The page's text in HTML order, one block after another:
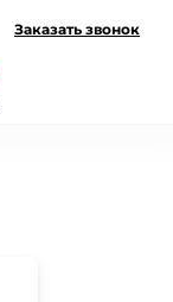
Заказать звонок